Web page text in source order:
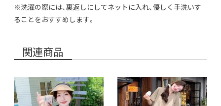
※洗濯の際には、裏返しにしてネットに入れ、優しく手洗いす
ることをおすすめします。
関連商品